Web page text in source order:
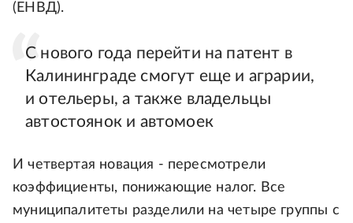
(ЕНВД).
С нового года перейти на патент в
Калининграде смогут еще и аграрии,
и отельеры, а также владельцы
автостоянок и автомоек
И четвертая новация - пересмотрели
коэффициенты, понижающие налог. Все
муниципалитеты разделили на четыре группы с